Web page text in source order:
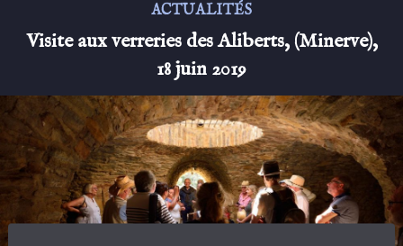
ACTUALITÉS
Visite aux verreries des Aliberts, (Minerve),
18 juin 2019